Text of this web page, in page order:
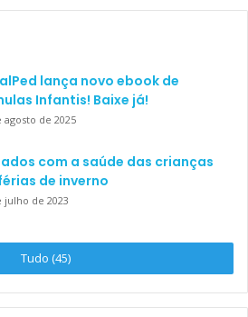
lança novo ebook de
Infantis! Baixe já!
agosto de 2025
com a saúde das crianças
de inverno
julho de 2023
Tudo (45)